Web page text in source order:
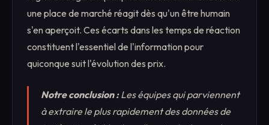
une place de marché réagit dès qu'un être humain
s'en aperçoit. Ces écarts dans les temps de réaction
constituent l'essentiel de l'information pour
quiconque suit l'évolution des prix.
Notre conclusion :Les équipes qui parviennent
à extraire le plus rapidement des données de